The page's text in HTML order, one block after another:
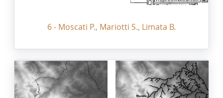
6 - Moscati P., Mariotti S., Limata B.